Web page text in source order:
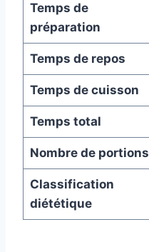
Temps de
préparation
Temps de repos
Temps de cuisson
Temps total
Nombre de portions
Classification
diététique